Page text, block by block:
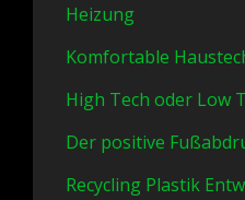
Heizung
Komfortable
High Tech oder Low
Der positive
Recycling Plastik